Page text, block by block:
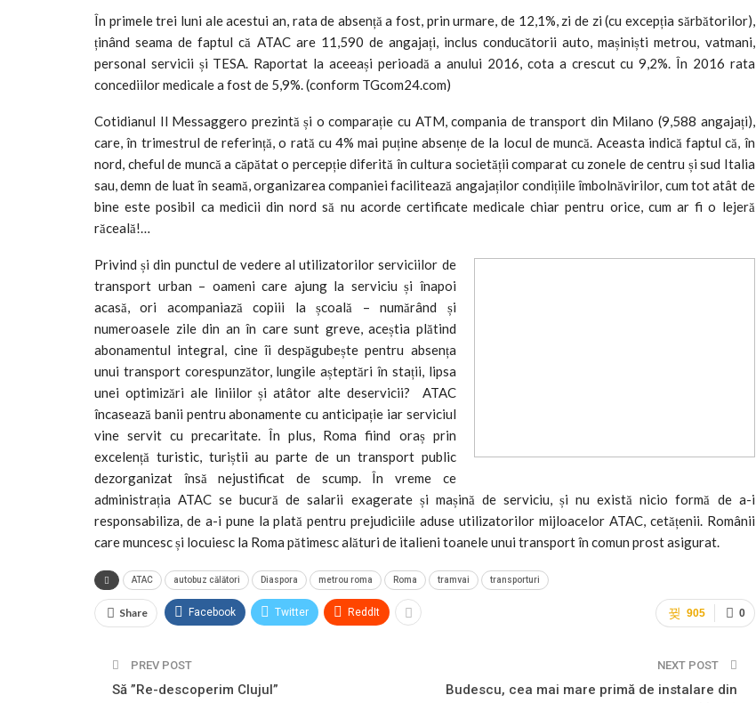
În primele trei luni ale acestui an, rata de absență a fost, prin urmare, de 12,1%, zi de zi (cu excepția sărbătorilor),
ținând seama de faptul că ATAC are 11,590 de angajați, inclus conducătorii auto, mașiniști metrou, vatmani,
personal servicii și TESA. Raportat la aceeași perioadă a anului 2016, cota a crescut cu 9,2%. În 2016 rata
concediilor medicale a fost de 5,9%. (conform TGcom24.com)
Cotidianul Il Messaggero prezintă și o comparație cu ATM, compania de transport din Milano (9,588 angajați),
care, în trimestrul de referință, o rată cu 4% mai puține absențe de la locul de muncă. Aceasta indică faptul că, în
nord, cheful de muncă a căpătat o percepție diferită în cultura societății comparat cu zonele de centru și sud Italia
sau, demn de luat în seamă, organizarea companiei facilitează angajaților condițiile îmbolnăvirilor, cum tot atât de
bine este posibil ca medicii din nord să nu acorde certificate medicale chiar pentru orice, cum ar fi o lejeră
răceală!…
Privind și din punctul de vedere al utilizatorilor serviciilor de
transport urban – oameni care ajung la serviciu și înapoi
acasă, ori acompaniază copiii la școală – numărând și
numeroasele zile din an în care sunt greve, aceștia plătind
abonamentul integral, cine îi despăgubește pentru absența
unui transport corespunzător, lungile așteptări în stații, lipsa
unei optimizări ale liniilor și atâtor alte deservicii? ATAC
încasează banii pentru abonamente cu anticipație iar serviciul
vine servit cu precaritate. În plus, Roma fiind oraș prin
excelență turistic, turiștii au parte de un transport public
dezorganizat însă nejustificat de scump. În vreme ce
administrația ATAC se bucură de salarii exagerate și mașină de serviciu, și nu există nicio formă de a-i
responsabiliza, de a-i pune la plată pentru prejudiciile aduse utilizatorilor mijloacelor ATAC, cetățenii. Românii
care muncesc și locuiesc la Roma pătimesc alături de italieni toanele unui transport în comun prost asigurat.
ATAC autobuz călători Diaspora metrou roma Roma tramvai transporturi
0
905
Share Facebook Twitter ReddIt
PREV POST
Să ”Re-descoperim Clujul”
NEXT POST
Budescu, cea mai mare primă de instalare din